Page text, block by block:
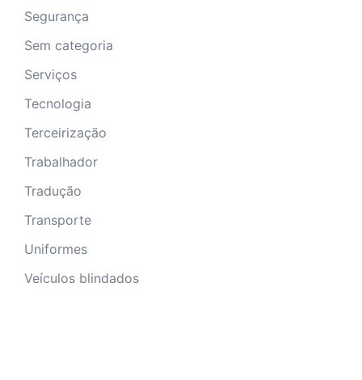
Segurança
Sem categoria
Serviços
Tecnologia
Terceirização
Trabalhador
Tradução
Transporte
Uniformes
Veículos blindados